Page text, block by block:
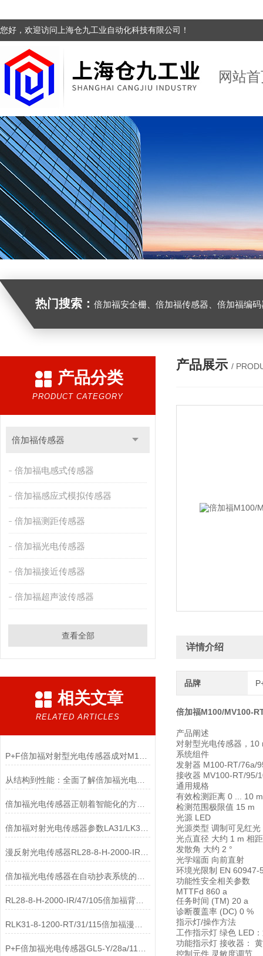
您好，欢迎访问上海仓九工业自动化科技有限公司！
网站
热门搜索： 倍加福安全栅、倍加福传感器、倍加福编码器、倍加福超声波传感器、松下伺服驱动器、松下伺
产品分类
PRODUCT CATEGORY
倍加福传感器
倍加福电感式传感器
倍加福感应式模拟传感器
倍加福测距传感器
倍加福光电传感器
倍加福接近传感器
倍加福超声波传感器
查看全部
相关文章
RELATED ARTICLES
从结构到性能：全面了解倍加福光电传感器
倍加福光电传感器正朝着智能化的方向发展
RL28-8-H-2000-IR/47/105倍加福背景光电传感器介绍
产品展示 /
详情介绍
品牌
倍加福M100/MV100-
产品阐述
对射型光电传感器，
系统组件
发射器 M100-RT/76a/
接收器 MV100-RT/95/
通用规格
有效检测距离 0 ... 10
检测范围极限值 15 m
光源 LED
光源类型 调制可见红光
光点直径 大约 1 m 相
发散角 大约 2 °
光学端面 向前直射
环境光限制 EN
功能性安全相关参数
MTTFd 860 a
任务时间 (TM) 20 a
诊断覆盖率 (DC) 0 %
指示灯/操作方法
工作指示灯 绿色 LED
功能指示灯 接收器：
控制元件 灵敏度调节